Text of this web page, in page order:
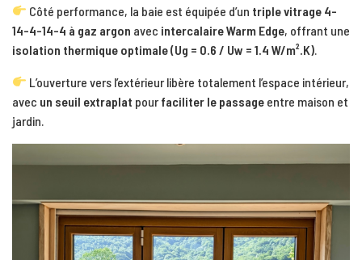
Côté performance, la baie est équipée d’un triple vitrage 4-
14-4-14-4 à gaz argon avec intercalaire Warm Edge, offrant une
isolation thermique optimale (Ug = 0.6 / Uw = 1.4 W/m².K)
L’ouverture vers l’extérieur libère totalement l’espace intérieur,
avec un seuil extraplat pourfaciliter le passage entre maison et
jardin.